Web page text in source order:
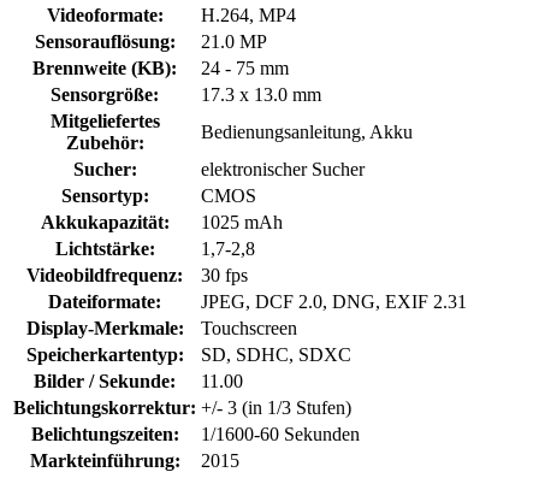
Videoformate:
H.264, MP4
Sensorauflösung:
21.0 MP
Brennweite (KB):
24 - 75 mm
Sensorgröße:
17.3 x 13.0 mm
Mitgeliefertes
Zubehör:
Bedienungsanleitung, Akku
Sucher:
elektronischer Sucher
Sensortyp:
CMOS
Akkukapazität:
1025 mAh
Lichtstärke:
1,7-2,8
Videobildfrequenz:
30 fps
Dateiformate:
JPEG, DCF 2.0, DNG, EXIF 2.31
Display-Merkmale:
Touchscreen
Speicherkartentyp:
SD, SDHC, SDXC
Bilder / Sekunde:
11.00
Belichtungskorrektur: +/- 3 (in 1/3 Stufen)
Belichtungszeiten:
1/1600-60 Sekunden
Markteinführung:
2015